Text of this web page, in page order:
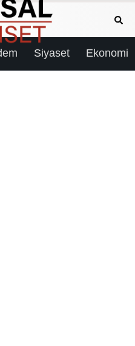
Siyaset Ekonomi